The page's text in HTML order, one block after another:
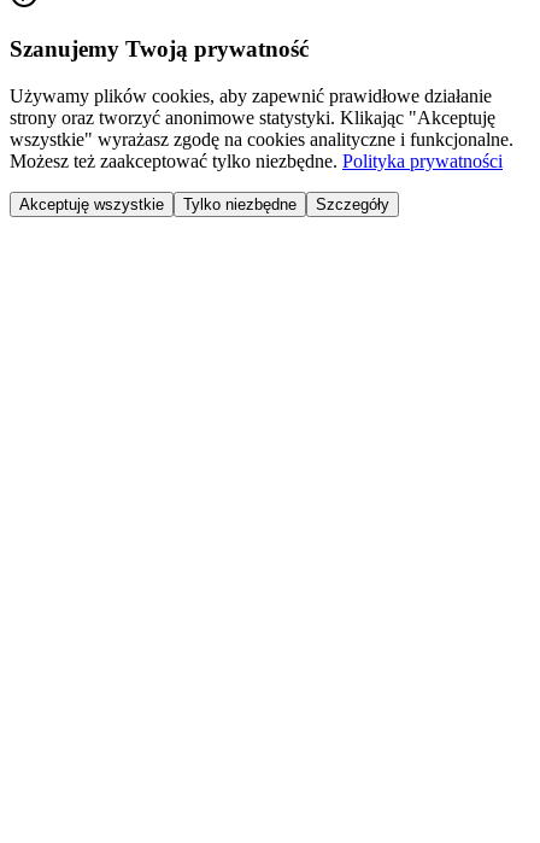
Szanujemy Twoją prywatność
Używamy plików cookies, aby zapewnić prawidłowe działanie
strony oraz tworzyć anonimowe statystyki. Klikając "Akceptuję
wszystkie" wyrażasz zgodę na cookies analityczne i funkcjonalne.
Możesz też zaakceptować tylko niezbędne. Polityka prywatności
Akceptuję wszystkie Tylko niezbędne Szczegóły